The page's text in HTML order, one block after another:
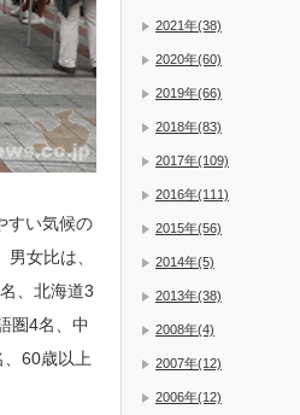
すい気候の
女比は、
、北海道3
圏4名、中
60歳以上
2021年(38)
2020年(60)
2019年(66)
2018年(83)
2017年(109)
2016年(111)
2015年(56)
2014年(5)
2013年(38)
2008年(4)
2007年(12)
2006年(12)